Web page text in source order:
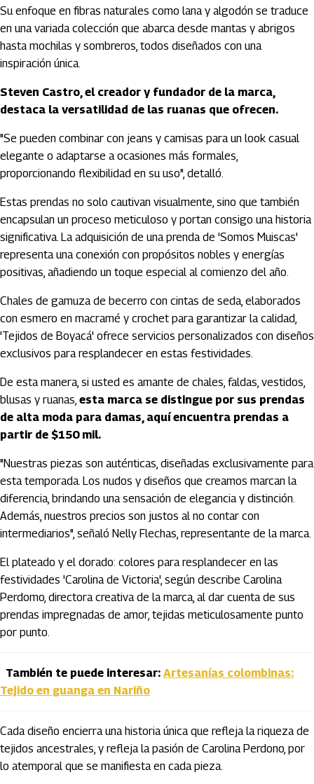
Su enfoque en fibras naturales como lana y algodón se traduce
en una variada colección que abarca desde mantas y abrigos
hasta mochilas y sombreros, todos diseñados con una
inspiración única.
Steven Castro, el creador y fundador de la marca,
destaca la versatilidad de las ruanas que ofrecen.
"Se pueden combinar con jeans y camisas para un look casual
elegante o adaptarse a ocasiones más formales,
proporcionando flexibilidad en su uso", detalló.
Estas prendas no solo cautivan visualmente, sino que también
encapsulan un proceso meticuloso y portan consigo una historia
significativa. La adquisición de una prenda de 'Somos Muiscas'
representa una conexión con propósitos nobles y energías
positivas, añadiendo un toque especial al comienzo del año.
Chales de gamuza de becerro con cintas de seda, elaborados
con esmero en macramé y crochet para garantizar la calidad,
'Tejidos de Boyacá' ofrece servicios personalizados con diseños
exclusivos para resplandecer en estas festividades.
De esta manera, si usted es amante de chales, faldas, vestidos,
blusas y ruanas, esta marca se distingue por sus prendas
de alta moda para damas, aquí encuentra prendas a
partir de $150 mil.
"Nuestras piezas son auténticas, diseñadas exclusivamente para
esta temporada. Los nudos y diseños que creamos marcan la
diferencia, brindando una sensación de elegancia y distinción.
Además, nuestros precios son justos al no contar con
intermediarios", señaló Nelly Flechas, representante de la marca.
El plateado y el dorado: colores para resplandecer en las
festividades 'Carolina de Victoria', según describe Carolina
Perdomo, directora creativa de la marca, al dar cuenta de sus
prendas impregnadas de amor, tejidas meticulosamente punto
por punto.
También te puede interesar: Artesanías colombinas:
Tejido en guanga en Nariño
Cada diseño encierra una historia única que refleja la riqueza de
tejidos ancestrales, y refleja la pasión de Carolina Perdono, por
lo atemporal que se manifiesta en cada pieza.